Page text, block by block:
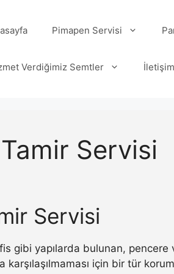
Pimapen Servisi
Verdiğimiz Semtler İletişim
Servisi
Servisi
gibi yapılarda bulunan, pencere
karşılaşılmaması için bir tür